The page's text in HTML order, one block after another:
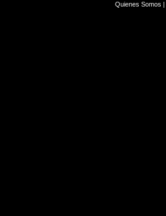
Quienes Somos |